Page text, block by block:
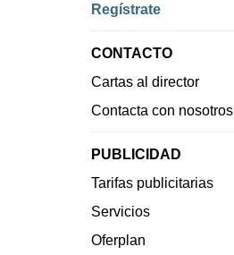
Regístrate
CONTACTO
Cartas al director
Contacta con nosotros
PUBLICIDAD
Tarifas publicitarias
Servicios
Oferplan